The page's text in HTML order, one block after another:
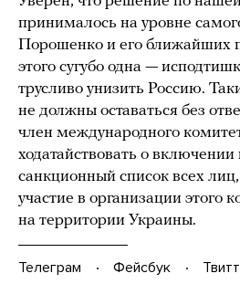
принималось на уровне
Порошенко и его ближайших
этого сугубо одна —
трусливо унизить Россию.
не должны оставаться без
член международного
ходатайствовать о включении
санкционный список всех
участие в организации этого
на территории Украины.
Телеграм Фейсбук